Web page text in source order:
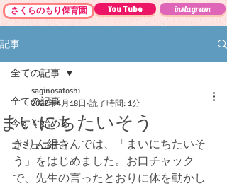
さくらのもり保育園 You Tube instagram
記事
全ての記事
今すぐ始める
コミュニティ
全ての記事
まいにちたいそう
saginosatoshi
2022年4月18日 読了時間: 1分
きりん組さんでは、「まいにちたいそ
う」をはじめました。お口チャック
で、先生の言ったとおりに体を動かし